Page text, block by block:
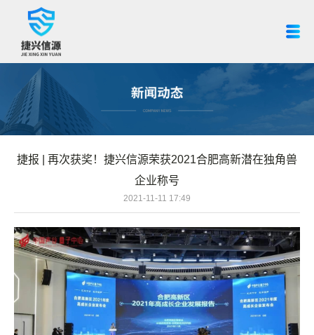
捷报 | 再次获奖！捷兴信源荣获2021合肥高新潜在独角兽
企业称号
2021-11-11 17:49